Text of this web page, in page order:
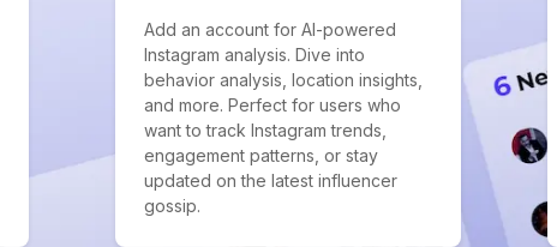
Add an account for AI-powered
Instagram analysis. Dive into
behavior analysis, location insights,
and more. Perfect for users who
want to track Instagram trends,
engagement patterns, or stay
updated on the latest influencer
gossip.